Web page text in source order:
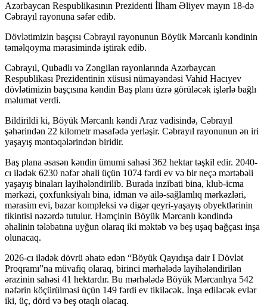
Azərbaycan Respublikasının Prezidenti İlham Əliyev mayın 18-də
Cəbrayıl rayonuna səfər edib.
Dövlətimizin başçısı Cəbrayıl rayonunun Böyük Mərcanlı kəndinin
təməlqoyma mərasimində iştirak edib.
Cəbrayıl, Qubadlı və Zəngilan rayonlarında Azərbaycan
Respublikası Prezidentinin xüsusi nümayəndəsi Vahid Hacıyev
dövlətimizin başçısına kəndin Baş planı üzrə görüləcək işlərlə bağlı
məlumat verdi.
Bildirildi ki, Böyük Mərcanlı kəndi Araz vadisində, Cəbrayıl
şəhərindən 22 kilometr məsafədə yerləşir. Cəbrayıl rayonunun ən iri
yaşayış məntəqələrindən biridir.
Baş plana əsasən kəndin ümumi sahəsi 362 hektar təşkil edir. 2040-
cı ilədək 6230 nəfər əhali üçün 1074 fərdi ev və bir neçə mərtəbəli
yaşayış binaları layihələndirilib. Burada inzibati bina, klub-icma
mərkəzi, çoxfunksiyalı bina, idman və ailə-sağlamlıq mərkəzləri,
mərasim evi, bazar kompleksi və digər qeyri-yaşayış obyektlərinin
tikintisi nəzərdə tutulur. Həmçinin Böyük Mərcanlı kəndində
əhalinin tələbatına uyğun olaraq iki məktəb və beş uşaq bağçası inşa
olunacaq.
2026-cı ilədək dövrü əhatə edən “Böyük Qayıdışa dair I Dövlət
Proqramı”na müvafiq olaraq, birinci mərhələdə layihələndirilən
ərazinin sahəsi 41 hektardır. Bu mərhələdə Böyük Mərcanlıya 542
nəfərin köçürülməsi üçün 149 fərdi ev tikiləcək. İnşa ediləcək evlər
iki, üç, dörd və beş otaqlı olacaq.